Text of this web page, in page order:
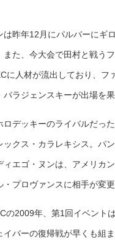
は昨年12月にパルバーにギ
また、今大会で田村と戦う
に人材が流出しており、フ
パラジェンスキーが出場を果
ロデッキーのライバルだっ
ックス・カラレキシス。パ
ィエゴ・ヌンは、アメリカ
・プロヴァンスに相手が変更
の2009年、第1回イベント
イバーの復帰戦が早くも組